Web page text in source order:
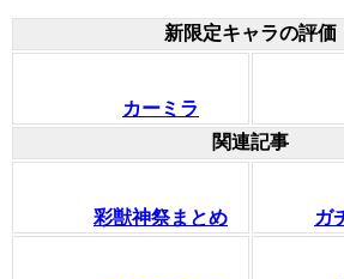
新限定キャラの評価
カーミラ
関連記事
彩獣神祭まとめ ガ